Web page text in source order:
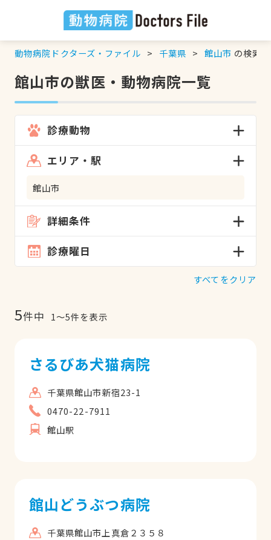
動物病院ドクターズ・ファイル 千葉県 館山市 の検索
館山市の獣医・動物病院一覧
診療動物
エリア・駅
館山市
詳細条件
診療曜日
すべてをクリア
5件中 1〜5件を表示
さるびあ犬猫病院
千葉県館山市新宿23-1
0470-22-7911
館山駅
館山どうぶつ病院
千葉県館山市上真倉２３５８